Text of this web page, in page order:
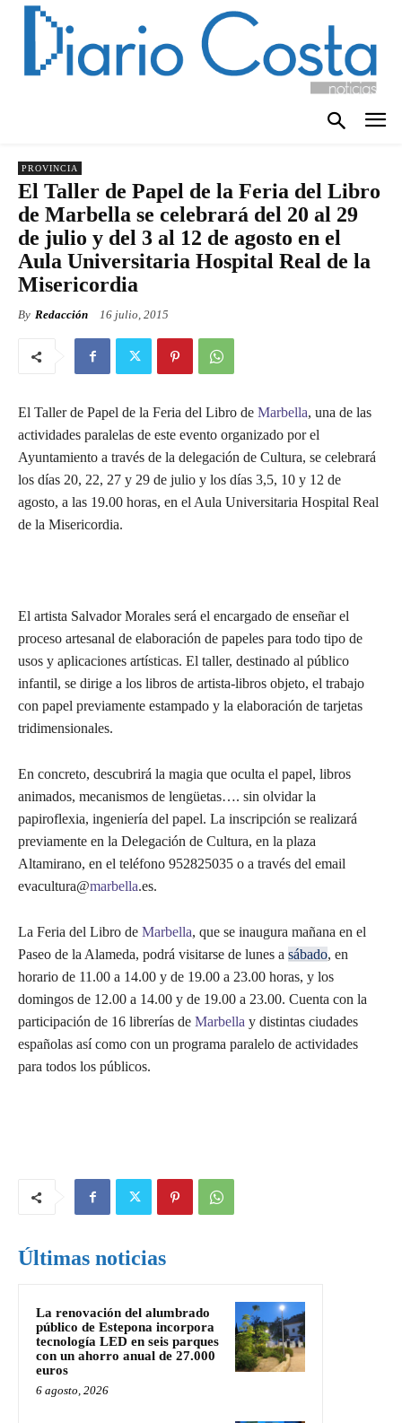
PROVINCIA
El Taller de Papel de la Feria del Libro
de Marbella se celebrará del 20 al 29
de julio y del 3 al 12 de agosto en el
Aula Universitaria Hospital Real de la
Misericordia
By Redacción 16 julio, 2015
El Taller de Papel de la Feria del Libro de Marbella, una de las
actividades paralelas de este evento organizado por el
Ayuntamiento a través de la delegación de Cultura, se celebrará
los días 20, 22, 27 y 29 de julio y los días 3,5, 10 y 12 de
agosto, a las 19.00 horas, en el Aula Universitaria Hospital Real
de la Misericordia.
El artista Salvador Morales será el encargado de enseñar el
proceso artesanal de elaboración de papeles para todo tipo de
usos y aplicaciones artísticas. El taller, destinado al público
infantil, se dirige a los libros de artista-libros objeto, el trabajo
con papel previamente estampado y la elaboración de tarjetas
tridimensionales.
En concreto, descubrirá la magia que oculta el papel, libros
animados, mecanismos de lengüetas…. sin olvidar la
papiroflexia, ingeniería del papel. La inscripción se realizará
previamente en la Delegación de Cultura, en la plaza
Altamirano, en el teléfono 952825035 o a través del email
evacultura@marbella.es.
La Feria del Libro de Marbella, que se inaugura mañana en el
Paseo de la Alameda, podrá visitarse de lunes a sábado, en
horario de 11.00 a 14.00 y de 19.00 a 23.00 horas, y los
domingos de 12.00 a 14.00 y de 19.00 a 23.00. Cuenta con la
participación de 16 librerías de Marbella y distintas ciudades
españolas así como con un programa paralelo de actividades
para todos los públicos.
Últimas noticias
La renovación del alumbrado
público de Estepona incorpora
tecnología LED en seis parques
con un ahorro anual de 27.000
euros
6 agosto, 2026